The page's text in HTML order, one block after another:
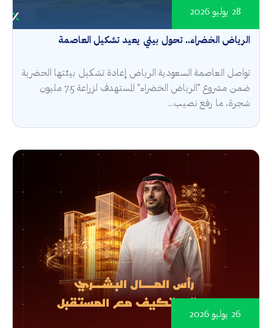
الرياض الخضراء.. تحول بيئي يعيد تشكيل العاصمة
28 يوليو 2026
تواصل العاصمة السعودية الرياض إعادة تشكيل بيئتها الحضرية
ضمن مشروع "الرياض الخضراء" المستهدف لزراعة 7.5 مليون
شجرة، ما رفع نصيب...
26 يوليو 2026